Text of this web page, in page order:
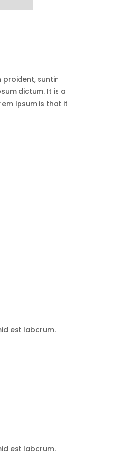
proident, suntin
dictum. It is a
Ipsum is that it
est laborum.
est laborum.